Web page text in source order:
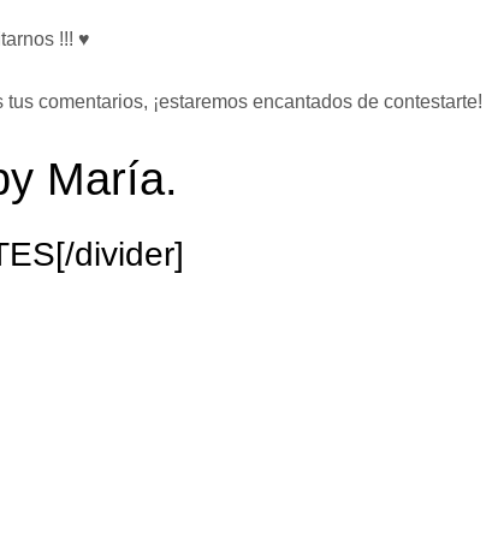
!!! ♥
comentarios, ¡estaremos encantados de contestarte!
María.
[/divider]